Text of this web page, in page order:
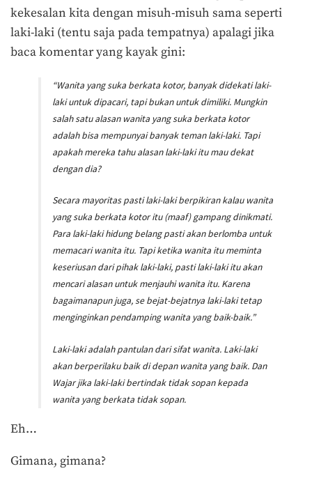
kekesalan kita dengan misuh-misuh sama seperti
laki-laki (tentu saja pada tempatnya) apalagi jika
baca komentar yang kayak gini:
“Wanita yang suka berkata kotor, banyak didekati laki-
laki untuk dipacari, tapi bukan untuk dimiliki. Mungkin
salah satu alasan wanita yang suka berkata kotor
adalah bisa mempunyai banyak teman laki-laki. Tapi
apakah mereka tahu alasan laki-laki itu mau dekat
dengan dia?
Secara mayoritas pasti laki-laki berpikiran kalau wanita
yang suka berkata kotor itu (maaf) gampang dinikmati.
Para laki-laki hidung belang pasti akan berlomba untuk
memacari wanita itu. Tapi ketika wanita itu meminta
keseriusan dari pihak laki-laki, pasti laki-laki itu akan
mencari alasan untuk menjauhi wanita itu. Karena
bagaimanapun juga, se bejat-bejatnya laki-laki tetap
menginginkan pendamping wanita yang baik-baik.”
Laki-laki adalah pantulan dari sifat wanita. Laki-laki
akan berperilaku baik di depan wanita yang baik. Dan
Wajar jika laki-laki bertindak tidak sopan kepada
wanita yang berkata tidak sopan.
Eh…
Gimana, gimana?